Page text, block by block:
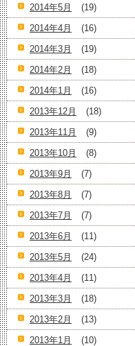
2014年5月
(19)
2014年4月
(16)
2014年3月
(19)
2014年2月
(18)
2014年1月
(16)
2013年12月
(18)
2013年11月
(9)
2013年10月
(8)
2013年9月
(7)
2013年8月
(7)
2013年7月
(7)
2013年6月
(11)
2013年5月
(24)
2013年4月
(11)
2013年3月
(18)
2013年2月
(13)
2013年1月
(10)